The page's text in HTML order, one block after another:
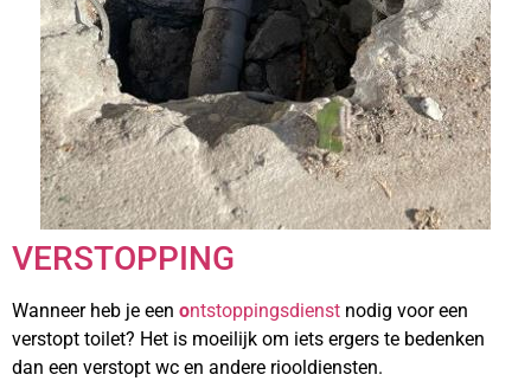
VERSTOPPING
Wanneer heb je een ontstoppingsdienst nodig voor een
verstopt toilet? Het is moeilijk om iets ergers te bedenken
dan een verstopt wc en andere riooldiensten.